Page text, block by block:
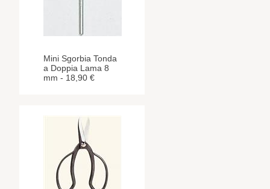
Mini Sgorbia Tonda
a Doppia Lama 8
mm - 18,90 €